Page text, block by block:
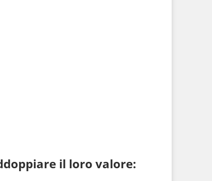
il loro valore: